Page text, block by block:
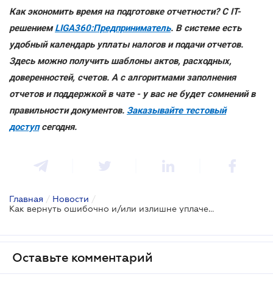
Как экономить время на подготовке отчетности? С IT-
решениемLIGA360:Предприниматель. В системе есть
удобный календарь уплаты налогов и подачи отчетов.
Здесь можно получить шаблоны актов, расходных,
доверенностей, счетов. А с алгоритмами заполнения
отчетов и поддержкой в чате - у вас не будет сомнений в
правильности документов. Заказывайте тестовый
доступсегодня.
Главная / Новости /
Как вернуть ошибочно и/или излишне уплаченные налоги
Оставьте комментарий